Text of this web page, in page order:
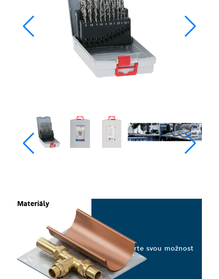
Materiály
Vyberte svou možnost